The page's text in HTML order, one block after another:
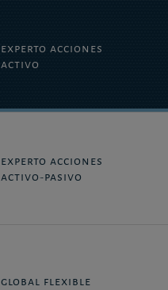
experto acciones
activo
experto acciones
activo-pasivo
global flexible